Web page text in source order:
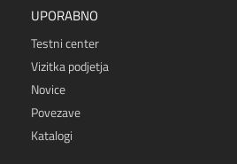
UPORABNO
Testni center
Vizitka podjetja
Novice
Povezave
Katalogi